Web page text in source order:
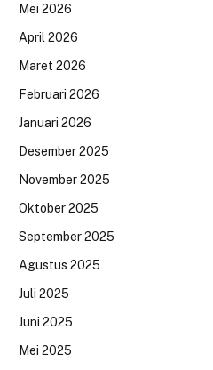
Mei 2026
April 2026
Maret 2026
Februari 2026
Januari 2026
Desember 2025
November 2025
Oktober 2025
September 2025
Agustus 2025
Juli 2025
Juni 2025
Mei 2025